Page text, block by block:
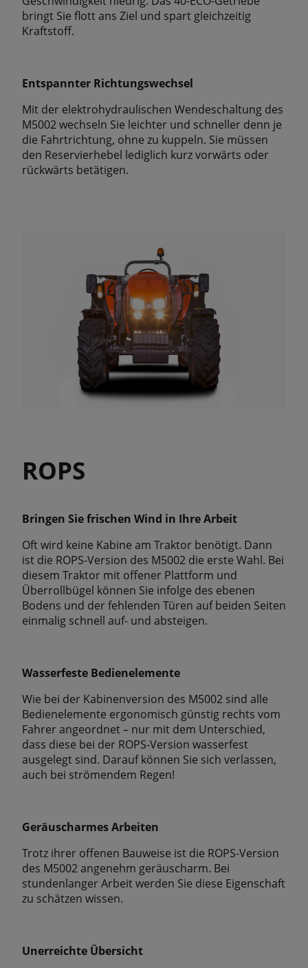
bringt Sie ﬂott ans Ziel und spart gleichzeitig
Kraftstoff.
Entspannter Richtungswechsel
Mit der elektrohydraulischen Wendeschaltung des
M5002 wechseln Sie leichter und schneller denn je
die Fahrtrichtung, ohne zu kuppeln. Sie müssen
den Reservierhebel lediglich kurz vorwärts oder
rückwärts betätigen.
ROPS
Bringen Sie frischen Wind in Ihre Arbeit
Oft wird keine Kabine am Traktor benötigt. Dann
ist die ROPS-Version des M5002 die erste Wahl. Bei
diesem Traktor mit offener Plattform und
Überrollbügel können Sie infolge des ebenen
Bodens und der fehlenden Türen auf beiden Seiten
einmalig schnell auf- und absteigen.
Wasserfeste Bedienelemente
Wie bei der Kabinenversion des M5002 sind alle
Bedienelemente ergonomisch günstig rechts vom
Fahrer angeordnet – nur mit dem Unterschied,
dass diese bei der ROPS-Version wasserfest
ausgelegt sind. Darauf können Sie sich verlassen,
auch bei strömendem Regen!
Geräuscharmes Arbeiten
Trotz ihrer offenen Bauweise ist die ROPS-Version
des M5002 angenehm geräuscharm. Bei
stundenlanger Arbeit werden Sie diese Eigenschaft
zu schätzen wissen.
Unerreichte Übersicht